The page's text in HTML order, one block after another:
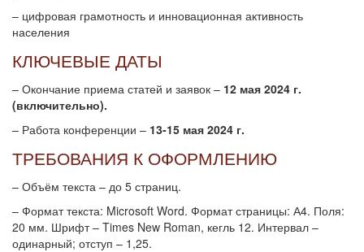
– цифровая грамотность и инновационная активность
населения
КЛЮЧЕВЫЕ ДАТЫ
– Окончание приема статей и заявок – 12 мая 2024 г.
(включительно).
– Работа конференции – 13-15 мая 2024 г.
ТРЕБОВАНИЯ К ОФОРМЛЕНИЮ
– Объём текста – до 5 страниц.
– Формат текста: Microsoft Word. Формат страницы: А4. Поля:
20 мм. Шрифт – Times New Roman, кегль 12. Интервал –
одинарный; отступ – 1,25.